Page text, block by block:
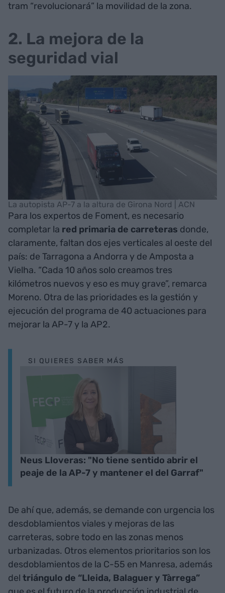
tram “revolucionará” la movilidad de la zona.
2. La mejora de la
seguridad vial
La autopista AP-7 a la altura de Girona Nord | ACN
Para los expertos de Foment, es necesario
completar la red primaria de carreteras donde,
claramente, faltan dos ejes verticales al oeste del
país: de Tarragona a Andorra y de Amposta a
Vielha. “Cada 10 años solo creamos tres
kilómetros nuevos y eso es muy grave”, remarca
Moreno. Otra de las prioridades es la gestión y
ejecución del programa de 40 actuaciones para
mejorar la AP-7 y la AP2.
SI QUIERES SABER MÁS
Neus Lloveras: "No tiene sentido abrir el
peaje de la AP-7 y mantener el del Garraf"
De ahí que, además, se demande con urgencia los
desdoblamientos viales y mejoras de las
carreteras, sobre todo en las zonas menos
urbanizadas. Otros elementos prioritarios son los
desdoblamientos de la C-55 en Manresa, además
del triángulo de “Lleida, Balaguer y Tàrrega”